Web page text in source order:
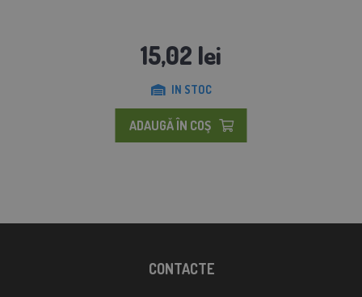
15,02 lei
IN STOC
ADAUGĂ ÎN COŞ
CONTACTE